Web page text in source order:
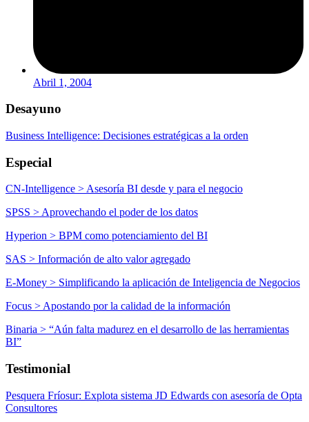
Abril 1, 2004
Desayuno
Business Intelligence: Decisiones estratégicas a la orden
Especial
CN-Intelligence > Asesoría BI desde y para el negocio
SPSS > Aprovechando el poder de los datos
Hyperion > BPM como potenciamiento del BI
SAS > Información de alto valor agregado
E-Money > Simplificando la aplicación de Inteligencia de Negocios
Focus > Apostando por la calidad de la información
Binaria > “Aún falta madurez en el desarrollo de las herramientas
BI”
Testimonial
Pesquera Fríosur: Explota sistema JD Edwards con asesoría de Opta
Consultores